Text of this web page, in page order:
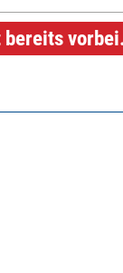
bereits vorbei.